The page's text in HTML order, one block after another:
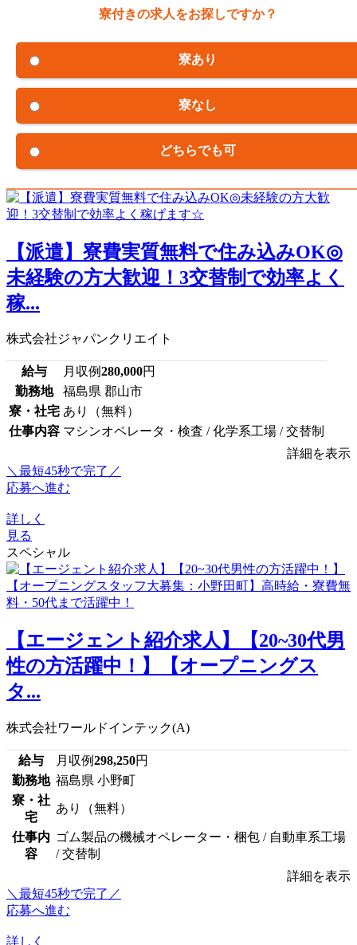
寮付きの求人をお探しですか？
寮あり
寮なし
どちらでも可
【派遣】寮費実質無料で住み込みOK◎
未経験の方大歓迎！3交替制で効率よく
稼...
株式会社ジャパンクリエイト
給与 月収例280,000円
勤務地
福島県 郡山市
寮・社宅 あり（無料）
仕事内容 マシンオペレータ・検査 / 化学系工場 / 交替制
詳細を表示
＼最短45秒で完了／
応募へ進む
詳しく
見る
スペシャル
【エージェント紹介求人】【20~30代男
性の方活躍中！】【オープニングス
タ...
株式会社ワールドインテック(A)
給与 月収例298,250円
勤務地 福島県 小野町
寮・社
宅
あり（無料）
仕事内
容
ゴム製品の機械オペレーター・梱包 / 自動車系工場
/ 交替制
詳細を表示
＼最短45秒で完了／
応募へ進む
詳しく